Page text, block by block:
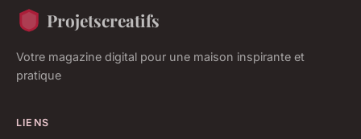
Projetscreatifs
Votre magazine digital pour une maison inspirante et
pratique
LIENS